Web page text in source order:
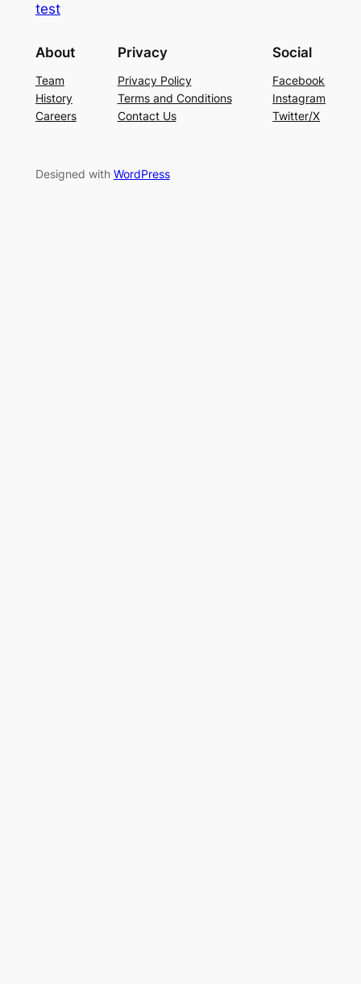
test
About
Team
History
Careers
Privacy
Privacy Policy
Terms and Conditions
Contact Us
Social
Facebook
Instagram
Twitter/X
Designed with WordPress